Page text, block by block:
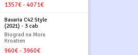
1357€ - 4071€
Bavaria C42 Style
(2021) - 3 cab
Biograd na Moru
Kroatien
960€ - 3960€